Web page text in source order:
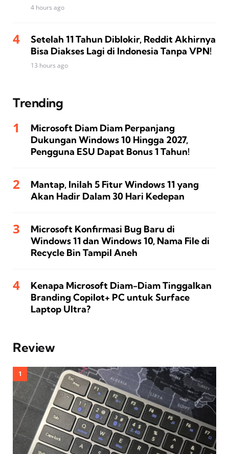
4 hours ago
Setelah 11 Tahun Diblokir, Reddit Akhirnya
Bisa Diakses Lagi di Indonesia Tanpa VPN!
13 hours ago
Trending
Microsoft Diam Diam Perpanjang
Dukungan Windows 10 Hingga 2027,
Pengguna ESU Dapat Bonus 1 Tahun!
Mantap, Inilah 5 Fitur Windows 11 yang
Akan Hadir Dalam 30 Hari Kedepan
Microsoft Konfirmasi Bug Baru di
Windows 11 dan Windows 10, Nama File di
Recycle Bin Tampil Aneh
Kenapa Microsoft Diam-Diam Tinggalkan
Branding Copilot+ PC untuk Surface
Laptop Ultra?
Review